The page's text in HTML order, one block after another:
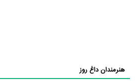
هنرمندان داغ روز